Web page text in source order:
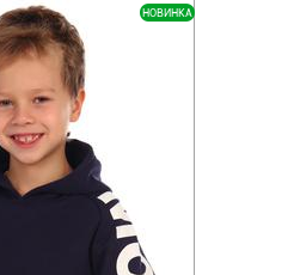
НОВИНКА